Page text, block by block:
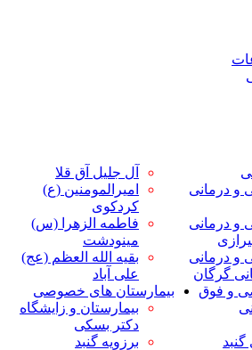
آل جلیل آق قلا
امیرالمومنین (ع)
فاطمه الزهرا (س)
بقیه الله العظم (عج)
علی آباد
بیمارستان های خصوصی
بیمارستان و زایشگاه
برزویه گنبد